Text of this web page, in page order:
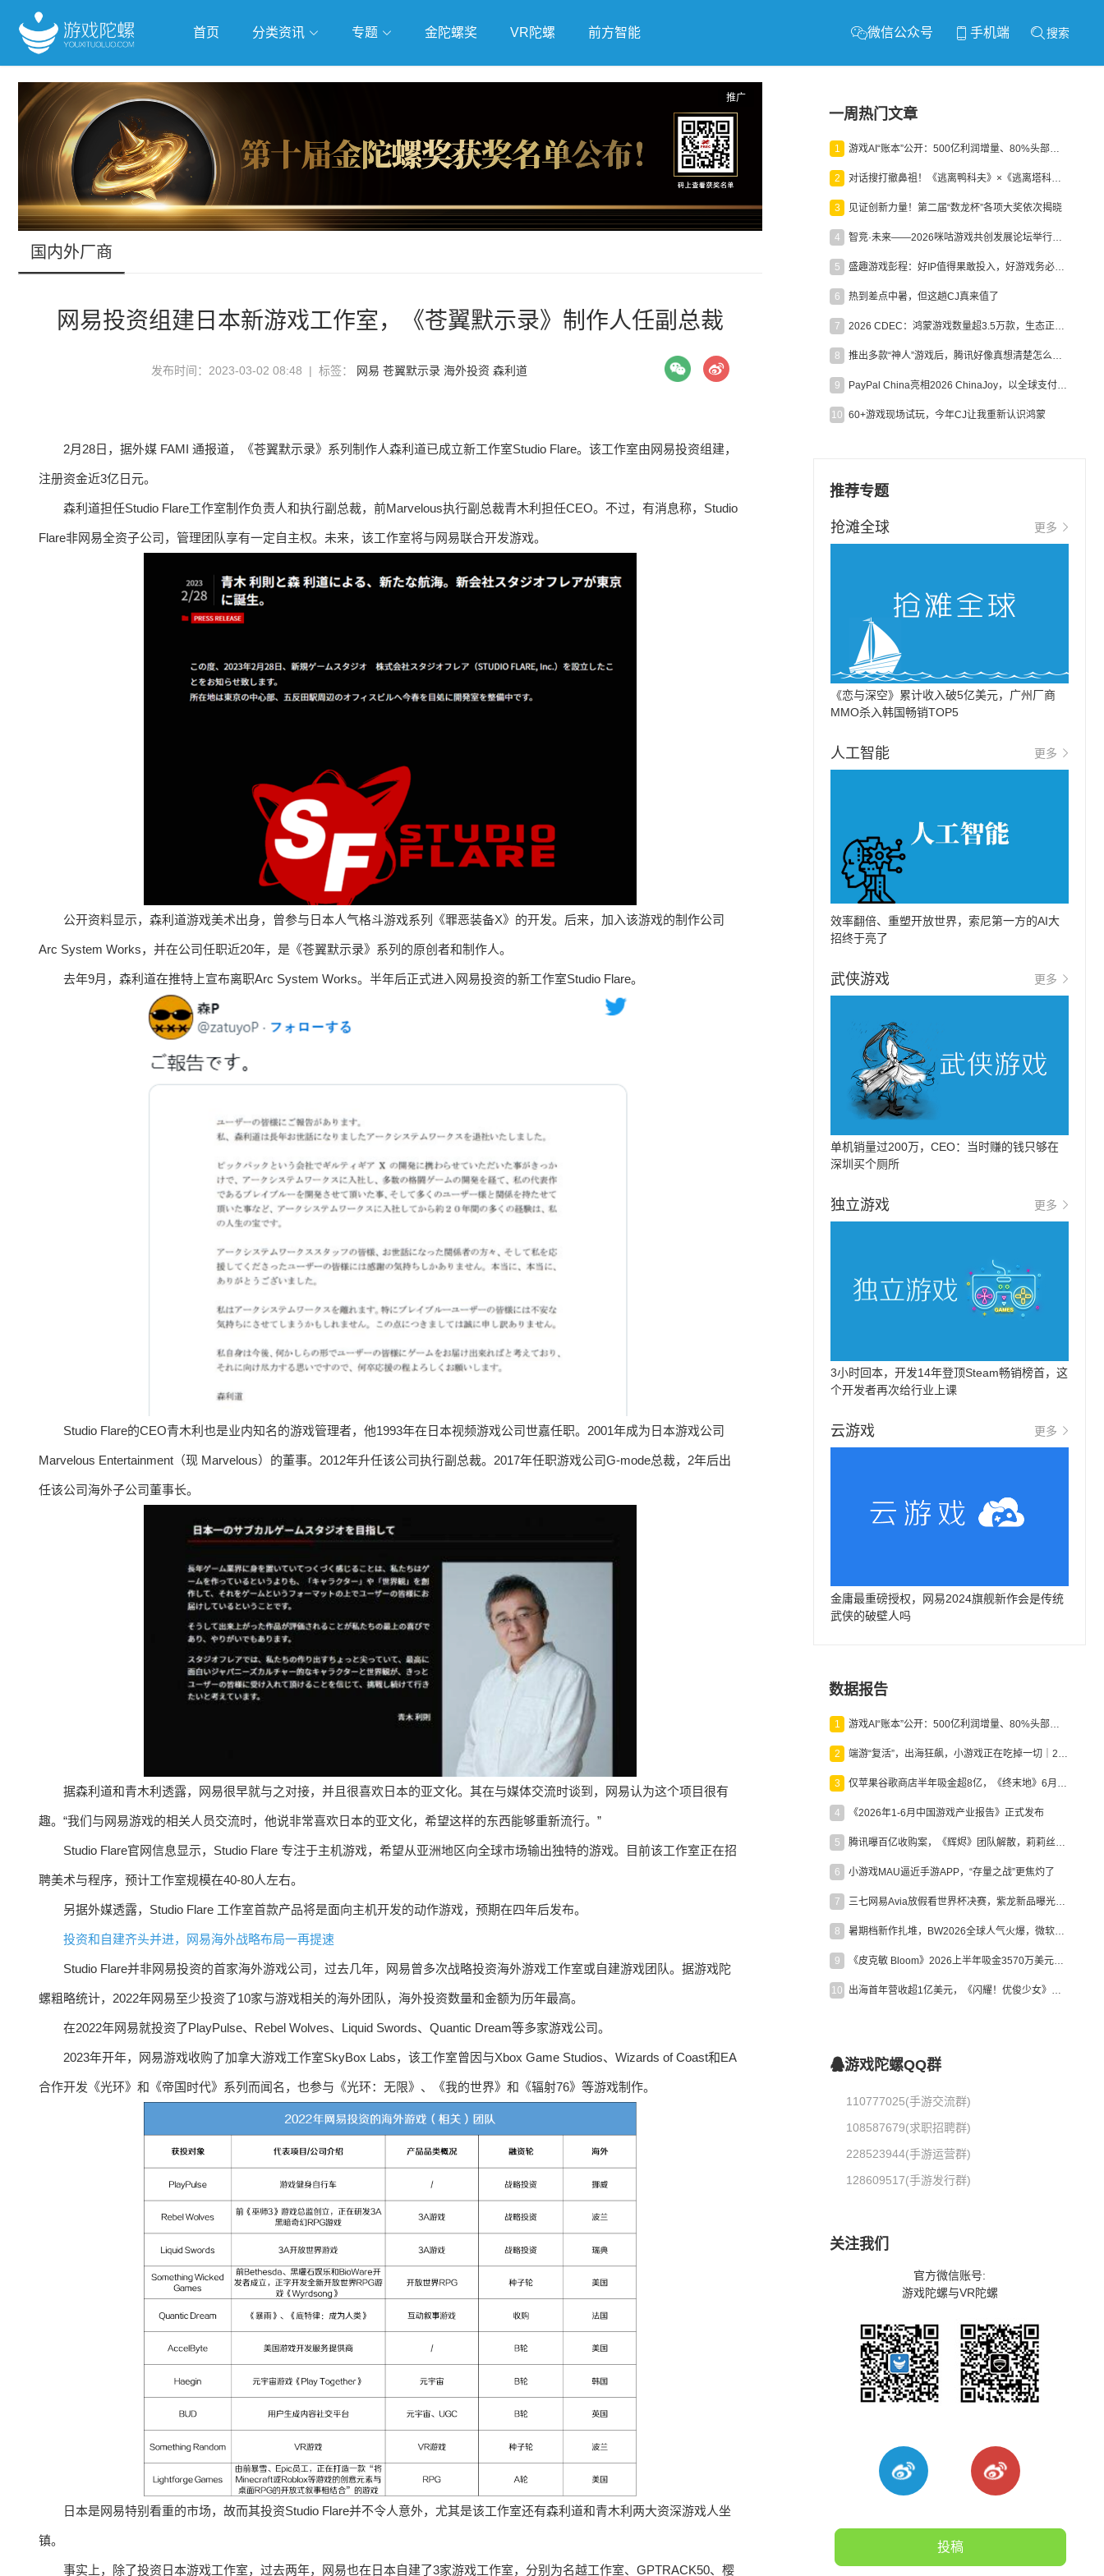
首页 分类资讯 专题
抢滩全球 人工智能 武侠游戏 独立游戏 云游戏
跨界Talk
金陀螺奖 VR陀螺 前方智能 微信公众号 手机端 搜索
推广
国内外厂商
网易投资组建日本新游戏工作室，《苍翼默示录》制作人任副总裁
发布时间：2023-03-02 08:48 | 标签： 网易 苍翼默示录 海外投资 森利道
2月28日，据外媒 FAMI 通报道，《苍翼默示录》系列制作人森利道已成立新工作室Studio Flare。该工作室由网易投资组建，
注册资金近3亿日元。
森利道担任Studio Flare工作室制作负责人和执行副总裁，前Marvelous执行副总裁青木利担任CEO。不过，有消息称，Studio
Flare非网易全资子公司，管理团队享有一定自主权。未来，该工作室将与网易联合开发游戏。
公开资料显示，森利道游戏美术出身，曾参与日本人气格斗游戏系列《罪恶装备X》的开发。后来，加入该游戏的制作公司
Arc System Works，并在公司任职近20年，是《苍翼默示录》系列的原创者和制作人。
去年9月，森利道在推特上宣布离职Arc System Works。半年后正式进入网易投资的新工作室Studio Flare。
Studio Flare的CEO青木利也是业内知名的游戏管理者，他1993年在日本视频游戏公司世嘉任职。2001年成为日本游戏公司
Marvelous Entertainment（现 Marvelous）的董事。2012年升任该公司执行副总裁。2017年任职游戏公司G-mode总裁，2年后出
任该公司海外子公司董事长。
据森利道和青木利透露，网易很早就与之对接，并且很喜欢日本的亚文化。其在与媒体交流时谈到，网易认为这个项目很有
趣。“我们与网易游戏的相关人员交流时，他说非常喜欢日本的亚文化，希望这样的东西能够重新流行。”
Studio Flare官网信息显示，Studio Flare 专注于主机游戏，希望从亚洲地区向全球市场输出独特的游戏。目前该工作室正在招
聘美术与程序，预计工作室规模在40-80人左右。
另据外媒透露，Studio Flare 工作室首款产品将是面向主机开发的动作游戏，预期在四年后发布。
投资和自建齐头并进，网易海外战略布局一再提速
Studio Flare并非网易投资的首家海外游戏公司，过去几年，网易曾多次战略投资海外游戏工作室或自建游戏团队。据游戏陀
螺粗略统计，2022年网易至少投资了10家与游戏相关的海外团队，海外投资数量和金额为历年最高。
在2022年网易就投资了PlayPulse、Rebel Wolves、Liquid Swords、Quantic Dream等多家游戏公司。
2023年开年，网易游戏收购了加拿大游戏工作室SkyBox Labs，该工作室曾因与Xbox Game Studios、Wizards of Coast和EA
合作开发《光环》和《帝国时代》系列而闻名，也参与《光环：无限》、《我的世界》和《辐射76》等游戏制作。
日本是网易特别看重的市场，故而其投资Studio Flare并不令人意外，尤其是该工作室还有森利道和青木利两大资深游戏人坐
镇。
事实上，除了投资日本游戏工作室，过去两年，网易也在日本自建了3家游戏工作室，分别为名越工作室、GPTRACK50、樱
一周热门文章
1 游戏AI“账本”公开：500亿利润增量、80%头部入局，谁在闷声发财？
2 对话搜打撤鼻祖！《逃离鸭科夫》×《逃离塔科夫》官方线下沙龙落幕
3 见证创新力量！第二届“数龙杯”各项大奖依次揭晓
4 智竞·未来——2026咪咕游戏共创发展论坛举行：聚力精品内容、AI创作与电竞生态，共建高品质益智健康游戏社区
5 盛趣游戏彭程：好IP值得果敢投入，好游戏务必长效经营
6 热到差点中暑，但这趟CJ真来值了
7 2026 CDEC：鸿蒙游戏数量超3.5万款，生态正循环加速产业高质量发展
8 推出多款“神人”游戏后，腾讯好像真想清楚怎么做二次元了
9 PayPal China亮相2026 ChinaJoy，以全球支付能力助力中国游戏企业深化全球运营
10 60+游戏现场试玩，今年CJ让我重新认识鸿蒙
推荐专题
抢滩全球 更多
《恋与深空》累计收入破5亿美元，广州厂商
MMO杀入韩国畅销TOP5
人工智能 更多
效率翻倍、重塑开放世界，索尼第一方的AI大
招终于亮了
武侠游戏 更多
单机销量过200万，CEO：当时赚的钱只够在
深圳买个厕所
独立游戏 更多
3小时回本，开发14年登顶Steam畅销榜首，这
个开发者再次给行业上课
云游戏 更多
金庸最重磅授权，网易2024旗舰新作会是传统
武侠的破壁人吗
数据报告
1 游戏AI“账本”公开：500亿利润增量、80%头部入局，谁在闷声发财？
2 端游“复活”，出海狂飙，小游戏正在吃掉一切｜2026上半年产业报告
3 仅苹果谷歌商店半年吸金超8亿，《终末地》6月份收入显著回暖
4 《2026年1-6月中国游戏产业报告》正式发布
5 腾讯曝百亿收购案，《辉烬》团队解散，莉莉丝新作曝光｜陀螺周报
6 小游戏MAU逼近手游APP，“存量之战”更焦灼了
7 三七网易Avia放假看世界杯决赛，紫龙新品曝光，米哈游新作上线 | 陀螺周报
8 暑期档新作扎堆，BW2026全球人气火爆，微软XBOX大裁员|陀螺周报
9 《皮克敏 Bloom》2026上半年吸金3570万美元，中国台湾成最大市场
10 出海首年营收超1亿美元，《闪耀！优俊少女》美国市场占比达七成
游戏陀螺QQ群
110777025(手游交流群)
108587679(求职招聘群)
228523944(手游运营群)
128609517(手游发行群)
关注我们
官方微信账号:
游戏陀螺与VR陀螺
投稿